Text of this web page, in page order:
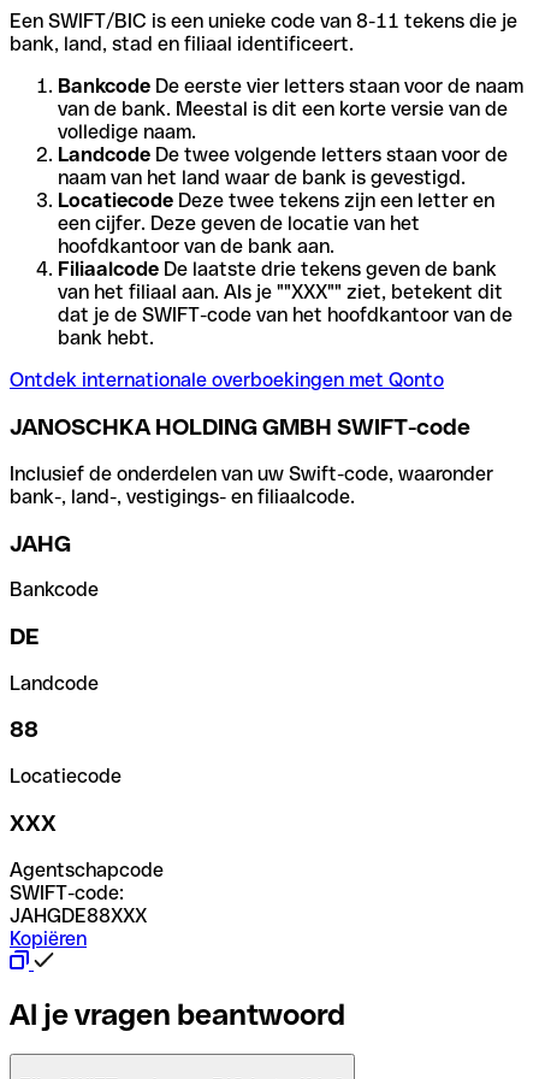
Een SWIFT/BIC is een unieke code van 8-11 tekens die je
bank, land, stad en filiaal identificeert.
Bankcode De eerste vier letters staan voor de naam
van de bank. Meestal is dit een korte versie van de
volledige naam.
Landcode De twee volgende letters staan voor de
naam van het land waar de bank is gevestigd.
Locatiecode Deze twee tekens zijn een letter en
een cijfer. Deze geven de locatie van het
hoofdkantoor van de bank aan.
Filiaalcode De laatste drie tekens geven de bank
van het filiaal aan. Als je ""XXX"" ziet, betekent dit
dat je de SWIFT-code van het hoofdkantoor van de
bank hebt.
Ontdek internationale overboekingen met Qonto
JANOSCHKA HOLDING GMBH SWIFT-code
Inclusief de onderdelen van uw Swift-code, waaronder
bank-, land-, vestigings- en filiaalcode.
JAHG
Bankcode
DE
Landcode
88
Locatiecode
XXX
Agentschapcode
SWIFT-code:
JAHGDE88XXX
Kopiëren
Al je vragen beantwoord